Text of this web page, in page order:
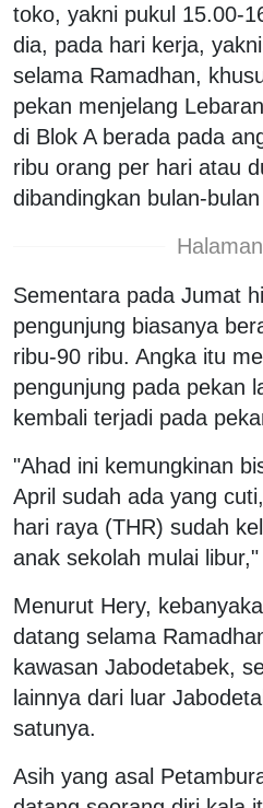
toko, yakni pukul 15.00-
dia, pada hari kerja,
selama Ramadhan,
pekan menjelang
di Blok A berada pada
ribu orang per hari atau
dibandingkan bulan-
Sementara pada Jumat
pengunjung biasanya
ribu-90 ribu. Angka itu
pengunjung pada pekan
kembali terjadi pada
"Ahad ini kemungkinan
April sudah ada yang
hari raya (THR) sudah
anak sekolah mulai
Menurut Hery,
datang selama
kawasan Jabodetabek,
lainnya dari luar
satunya.
Asih yang asal